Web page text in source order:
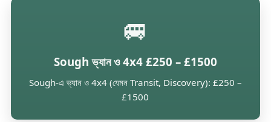
🚐
Sough ভ্যান ও 4x4 £250 – £1500
Sough-এ ভ্যান ও 4x4 (যেমন Transit, Discovery): £250 –
£1500